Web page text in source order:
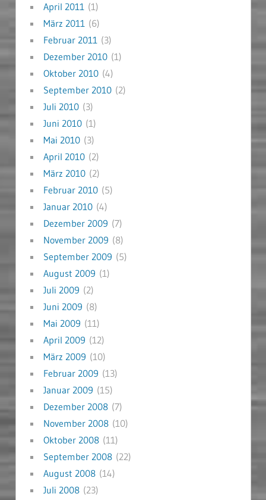
April 2011(1)
März 2011(6)
Februar 2011(3)
Dezember 2010(1)
Oktober 2010(4)
September 2010(2)
Juli 2010(3)
Juni 2010(1)
Mai 2010(3)
April 2010(2)
März 2010(2)
Februar 2010(5)
Januar 2010(4)
Dezember 2009 (7)
November 2009 (8)
September 2009 (5)
August 2009 (1)
Juli 2009 (2)
Juni 2009 (8)
Mai 2009 (11)
April 2009 (12)
März 2009 (10)
Februar 2009 (13)
Januar 2009 (15)
Dezember 2008(7)
November 2008(10)
Oktober 2008(11)
September 2008(22)
August 2008(14)
Juli 2008(23)